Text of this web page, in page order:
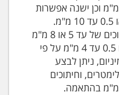
חיתוכים של לוחות בעובי עד 12 מ"מ וכן ישנה אפשרות
לחיתוכים באיכות של 0.5 עד 6 או 0.5 עד 10 מ"מ.
בעיבוד נירוסטה, ניתן לבצע חיתוכים של עד 5 או 8 מ"מ
וחיתוכים באיכות של 0.5 עד 3 או 0.5 עד 4 מ"מ על פי
ניתן לבצע
של עד 4 או 6 מילימטרים, וחיתוכים